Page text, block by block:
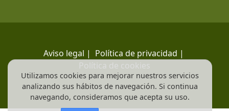
Aviso legal | Política de privacidad |
Política de cookies
Utilizamos cookies para mejorar nuestros servicios
analizando sus hábitos de navegación. Si continua
navegando, consideramos que acepta su uso.